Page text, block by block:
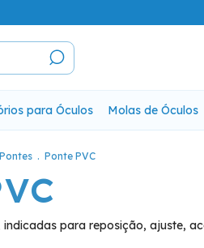
para Óculos Molas de Óculos
Pontes . Ponte PVC
indicadas para reposição, ajuste,